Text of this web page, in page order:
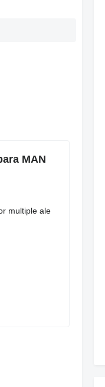
MAN
multiple ale